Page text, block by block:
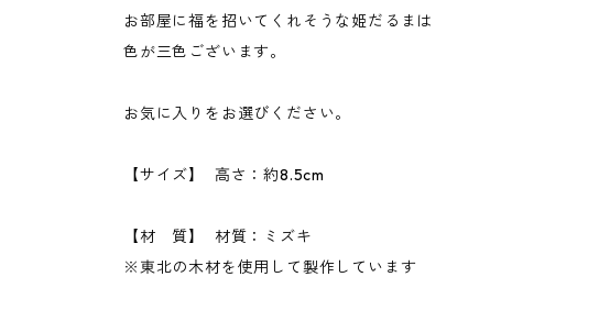
お部屋に福を招いてくれそうな姫だるまは
色が三色ございます。
お気に入りをお選びください。
【サイズ】 高さ：約8.5cm
【材 質】 材質：ミズキ
※東北の木材を使用して製作しています